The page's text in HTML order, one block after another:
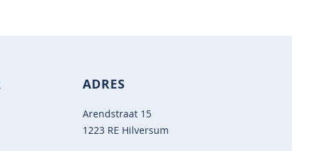
ADRES
Arendstraat 15
1223 RE Hilversum